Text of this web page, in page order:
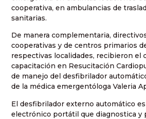
cooperativa, en ambulancias de
sanitarias.
De manera complementaria,
cooperativas y de centros primarios
respectivas localidades, recibieron el
capacitación en Resucitación
de manejo del desfibrilador
de la médica emergentóloga Valeria
El desfibrilador externo automático
electrónico portátil que diagnostica y